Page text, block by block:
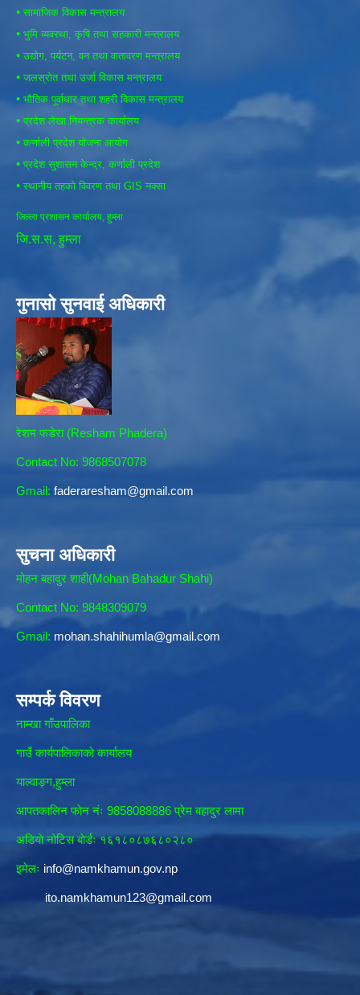
• सामाजिक विकास मन्त्रालय
• भुमि व्यवस्था, कृषि तथा सहकारी मन्त्रालय
• उद्योग, पर्यटन, वन तथा वातावरण मन्त्रालय
• जलस्रोत तथा उर्जा विकास मन्त्रालय
• भौतिक पूर्वाधार तथा शहरी विकास मन्त्रालय
• प्रदेश लेखा नियन्त्रक कार्यालय
• कर्णाली प्रदेश योजना आयोग
• प्रदेश सुशासन केन्द्र, कर्णाली प्रदेश
• स्थानीय तहको विवरण तथा GIS नक्सा
जिल्ला प्रशासन कार्यालय, हुम्ला
जि.स.स, हुम्ला
गुनासो सुनवाई अधिकारी
रेशम फडेरा (Resham Phadera)
Contact No: 9868507078
Gmail: faderaresham@gmail.com
सुचना अधिकारी
मोहन बहादुर शाही(Mohan Bahadur Shahi)
Contact No: 9848309079
Gmail: mohan.shahihumla@gmail.com
सम्पर्क विवरण
नाम्खा गाँउपालिका
गाउँ कार्यपालिकाकाे कार्यालय
याल्वाङ्ग,हुम्ला
आपतकालिन फाेन नंः 9858088886 प्रेम बहादुर लामा
अडियाे नोटिस बाेर्डः १६१८०८७६८०२८०
इमेलः info@namkhamun.gov.np
ito.namkhamun123@gmail.com